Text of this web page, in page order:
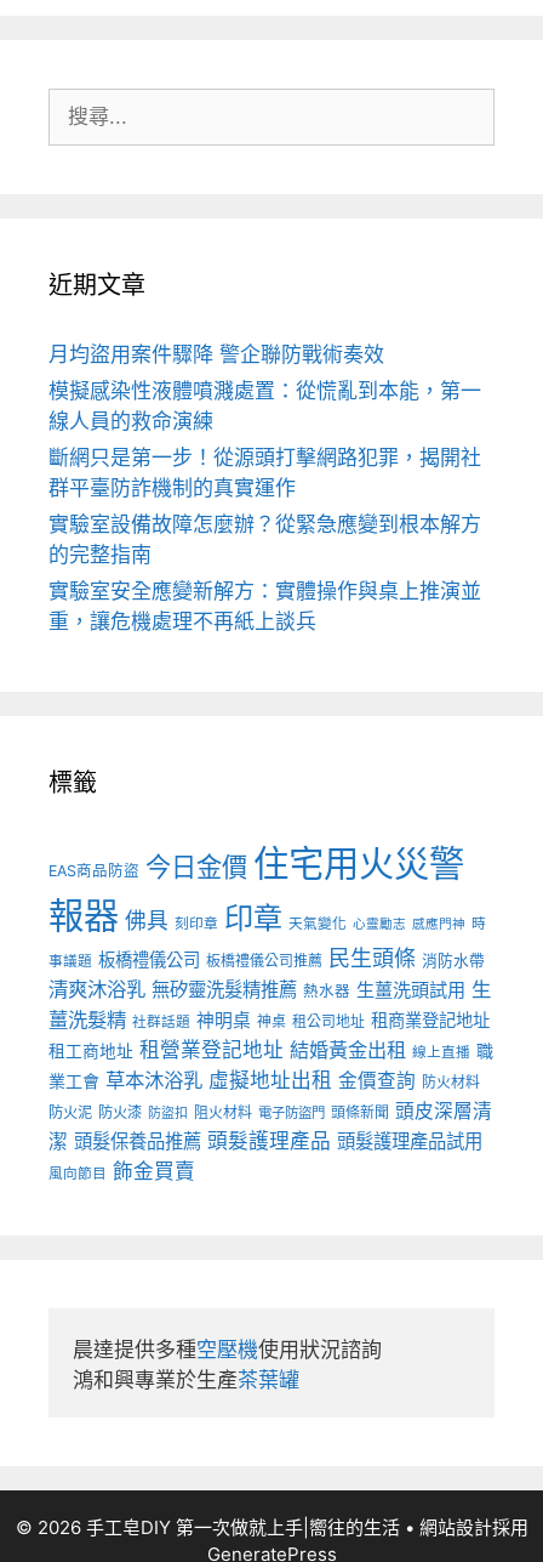
尋:
近期文章
月均盜用案件驟降 警企聯防戰術奏效
模擬感染性液體噴濺處置：從慌亂到本能，第一
線人員的救命演練
斷網只是第一步！從源頭打擊網路犯罪，揭開社
群平臺防詐機制的真實運作
實驗室設備故障怎麼辦？從緊急應變到根本解方
的完整指南
實驗室安全應變新解方：實體操作與桌上推演並
重，讓危機處理不再紙上談兵
標籤
EAS商品防盜 今日金價 住宅用火災警
報器 佛具 刻印章 印章 天氣變化 心靈勵志 感應門神 時
事議題 板橋禮儀公司 板橋禮儀公司推薦 民生頭條 消防水帶
清爽沐浴乳 無矽靈洗髮精推薦 熱水器 生薑洗頭試用 生
薑洗髮精 社群話題 神明桌 神桌 租公司地址 租商業登記地址
租工商地址 租營業登記地址 結婚黃金出租 線上直播 職
業工會 草本沐浴乳 虛擬地址出租 金價查詢 防火材料
防火泥 防火漆 防盜扣 阻火材料 電子防盜門 頭條新聞 頭皮深層清
潔 頭髮保養品推薦 頭髮護理產品 頭髮護理產品試用
風向節目 飾金買賣
晨達提供多種空壓機使用狀況諮詢
鴻和興專業於生產茶葉罐
© 2026 手工皂DIY 第一次做就上手|嚮往的生活• 網站設計採用
GeneratePress